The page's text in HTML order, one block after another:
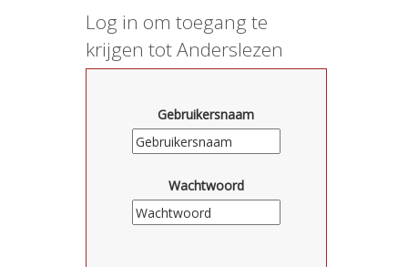
Log in om toegang te
krijgen tot Anderslezen
Gebruikersnaam
Wachtwoord